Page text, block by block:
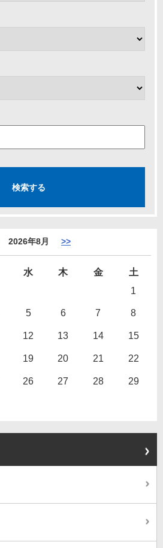
2026年8月 >>
水 木 金
土
1
5 6 7 8
12 13 14 15
19 20 21 22
26 27 28 29